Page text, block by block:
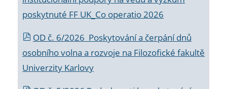
poskytnuté FF UK_Co operatio 2026
OD č. 6/2026 Poskytování a čerpání dnů
osobního volna a rozvoje na Filozofické fakultě
Univerzity Karlovy